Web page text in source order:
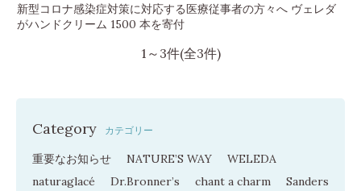
新型コロナ感染症対策に対応する医療従事者の方々へ ヴェレダ
がハンドクリーム 1500 本を寄付
1～3件(全3件)
Category カテゴリー
重要なお知らせ NATURE’S WAY
WELEDA
naturaglacé
Dr.Bronner’s chant a charm
Sanders